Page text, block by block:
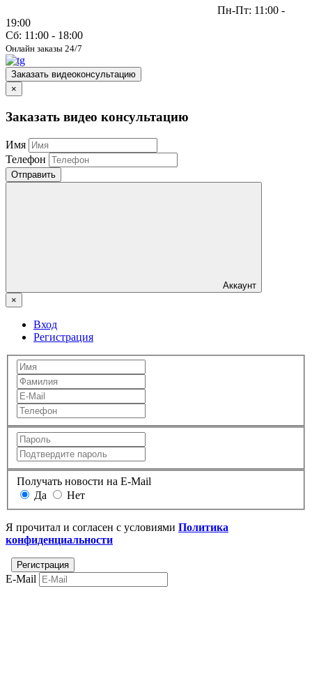
Пн-Пт: 11:00 -
19:00
Сб: 11:00 - 18:00
Онлайн заказы 24/7
Заказать видеоконсультацию
×
Заказать видео консультацию
Имя
Телефон
Отправить
Аккаунт
×
Вход
Регистрация
Получать новости на E-Mail
Да
Нет
Я прочитал и согласен с условиями Политика
конфиденциальности
E-Mail